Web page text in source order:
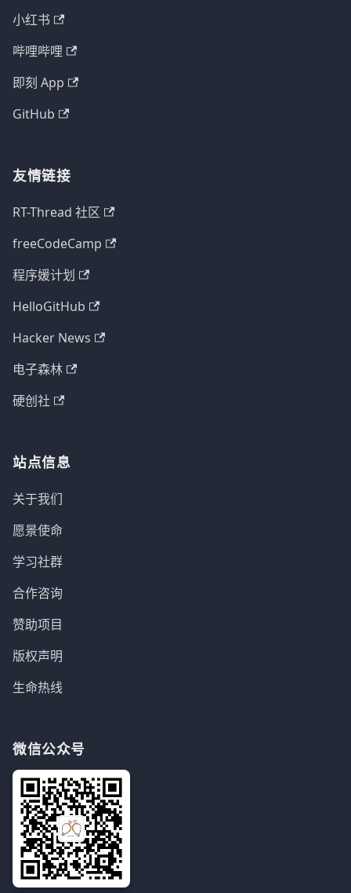
小红书
哔哩哔哩
即刻 App
GitHub
友情链接
RT-Thread 社区
freeCodeCamp
程序媛计划
HelloGitHub
Hacker News
电子森林
硬创社
站点信息
关于我们
愿景使命
学习社群
合作咨询
赞助项目
版权声明
生命热线
微信公众号